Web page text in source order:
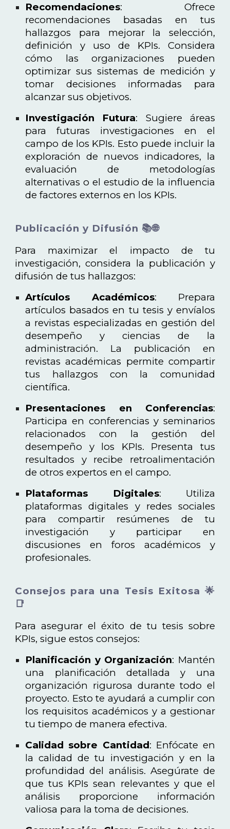
Recomendaciones: Ofrece
recomendaciones basadas en tus
hallazgos para mejorar la selección,
definición y uso de KPIs. Considera
cómo las organizaciones pueden
optimizar sus sistemas de medición y
tomar decisiones informadas para
alcanzar sus objetivos.
Investigación Futura: Sugiere áreas
para futuras investigaciones en el
campo de los KPIs. Esto puede incluir la
exploración de nuevos indicadores, la
evaluación de metodologías
alternativas o el estudio de la influencia
de factores externos en los KPIs.
Publicación y Difusión 📚🌐
Para maximizar el impacto de tu
investigación, considera la publicación y
difusión de tus hallazgos:
Artículos Académicos: Prepara
artículos basados en tu tesis y envíalos
a revistas especializadas en gestión del
desempeño y ciencias de la
administración. La publicación en
revistas académicas permite compartir
tus hallazgos con la comunidad
científica.
Presentaciones en Conferencias:
Participa en conferencias y seminarios
relacionados con la gestión del
desempeño y los KPIs. Presenta tus
resultados y recibe retroalimentación
de otros expertos en el campo.
Plataformas Digitales: Utiliza
plataformas digitales y redes sociales
para compartir resúmenes de tu
investigación y participar en
discusiones en foros académicos y
profesionales.
Consejos para una Tesis Exitosa 🌟
📑
Para asegurar el éxito de tu tesis sobre
KPIs, sigue estos consejos:
Planificación y Organización: Mantén
una planificación detallada y una
organización rigurosa durante todo el
proyecto. Esto te ayudará a cumplir con
los requisitos académicos y a gestionar
tu tiempo de manera efectiva.
Calidad sobre Cantidad: Enfócate en
la calidad de tu investigación y en la
profundidad del análisis. Asegúrate de
que tus KPIs sean relevantes y que el
análisis proporcione información
valiosa para la toma de decisiones.